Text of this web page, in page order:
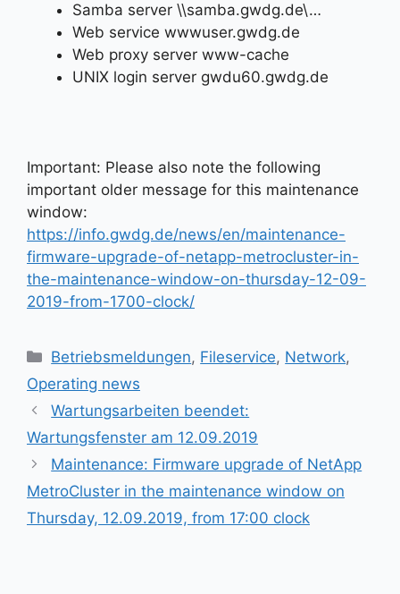
Samba server \\samba.gwdg.de\…
Web service wwwuser.gwdg.de
Web proxy server www-cache
UNIX login server gwdu60.gwdg.de
Important: Please also note the following
important older message for this maintenance
window:
https://info.gwdg.de/news/en/maintenance-
firmware-upgrade-of-netapp-metrocluster-in-
the-maintenance-window-on-thursday-12-09-
2019-from-1700-clock/
Kategorien
Betriebsmeldungen, Fileservice, Network,
Operating news
Wartungsarbeiten beendet:
Wartungsfenster am 12.09.2019
Maintenance: Firmware upgrade of NetApp
MetroCluster in the maintenance window on
Thursday, 12.09.2019, from 17:00 clock